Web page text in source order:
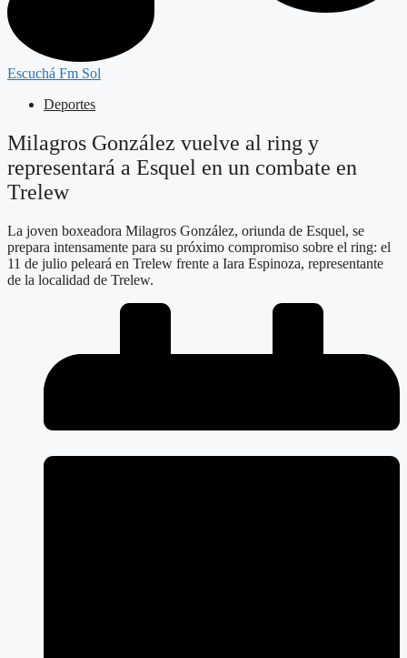
Escuchá Fm Sol
Deportes
Milagros González vuelve al ring y
representará a Esquel en un combate en
Trelew
La joven boxeadora Milagros González, oriunda de Esquel, se
prepara intensamente para su próximo compromiso sobre el ring: el
11 de julio peleará en Trelew frente a Iara Espinoza, representante
de la localidad de Trelew.